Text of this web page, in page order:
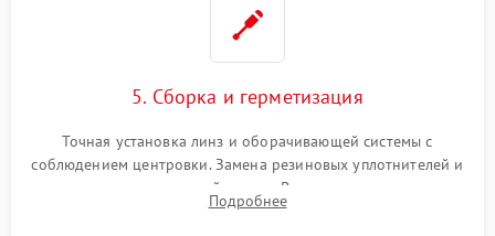
5. Сборка и герметизация
Точная установка линз и оборачивающей системы с
соблюдением центровки. Замена резиновых уплотнителей и
нанесение влагозащитной смазки. Вакуумирование корпуса
и заполнение его осушенным азотом или аргоном для
Подробнее